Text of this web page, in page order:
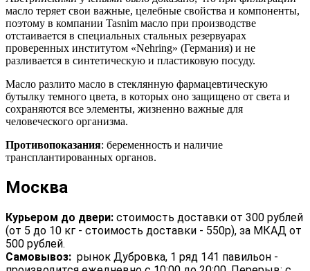
масло теряет свои важные, целебные свойства и компоненты,
поэтому в компании Tasnim масло при производстве
отстаивается в специальных стальных резервуарах
проверенных институтом «Nehring» (Германия) и не
разливается в синтетическую и пластиковую посуду.
Масло разлито масло в стеклянную фармацевтическую
бутылку темного цвета, в которых оно защищено от света и
сохраняются все элементы, жизненно важные для
человеческого организма.
Противопоказания: беременность и наличие
трансплантированных органов.
Москва
Курьером до двери: стоимость доставки от 300 рублей
(от 5 до 10 кг - стоимость доставки - 550р), за МКАД от
500 рублей.
Самовывоз: рынок Дубровка, 1 ряд 141 павильон -